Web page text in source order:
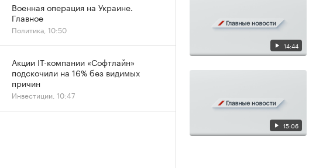
14:44
15:06
Военная операция на Украине.
Главное
Политика, 10:50
Акции IT-компании «Софтлайн»
подскочили на 16% без видимых
причин
Инвестиции, 10:47